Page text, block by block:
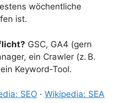
wöchentliche
ist.
GSC, GA4 (gern
ein Crawler (z. B.
Keyword‑Tool.
SEO · Wikipedia: SEA